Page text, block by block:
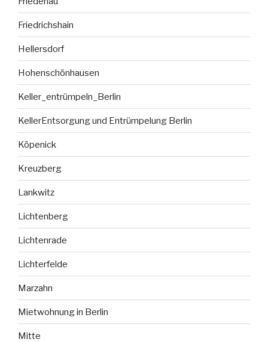
Friedrichshain
Hellersdorf
Hohenschönhausen
Keller_entrümpeln_Berlin
KellerEntsorgung und Entrümpelung Berlin
Köpenick
Kreuzberg
Lankwitz
Lichtenberg
Lichtenrade
Lichterfelde
Marzahn
Mietwohnung in Berlin
Mitte